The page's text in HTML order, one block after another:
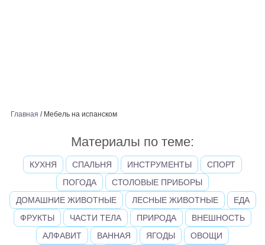
Главная / Мебель на испанском
Материалы по теме:
КУХНЯ СПАЛЬНЯ ИНСТРУМЕНТЫ
СПОРТ
ПОГОДА
СТОЛОВЫЕ ПРИБОРЫ
ДОМАШНИЕ ЖИВОТНЫЕ
ЛЕСНЫЕ ЖИВОТНЫЕ
ЕДА
ФРУКТЫ
ЧАСТИ ТЕЛА ПРИРОДА
ВНЕШНОСТЬ
АЛФАВИТ
ВАННАЯ ЯГОДЫ
ОВОЩИ